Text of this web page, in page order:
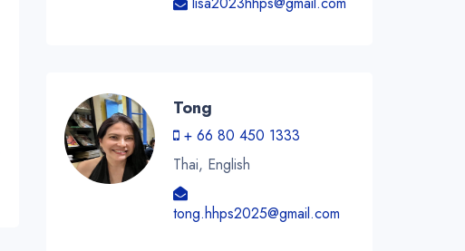
Tong
+ 66 80 450 1333
Thai, English
tong.hhps2025@gmail.com